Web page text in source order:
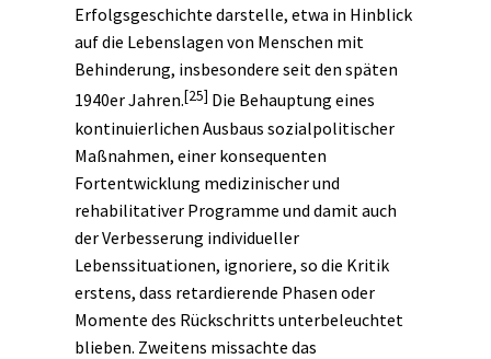
Erfolgsgeschichte darstelle, etwa in Hinblick
auf die Lebenslagen von Menschen mit
Behinderung, insbesondere seit den späten
1940er Jahren.[25] Die Behauptung eines
kontinuierlichen Ausbaus sozialpolitischer
Maßnahmen, einer konsequenten
Fortentwicklung medizinischer und
rehabilitativer Programme und damit auch
der Verbesserung individueller
Lebenssituationen, ignoriere, so die Kritik
erstens, dass retardierende Phasen oder
Momente des Rückschritts unterbeleuchtet
blieben. Zweitens missachte das